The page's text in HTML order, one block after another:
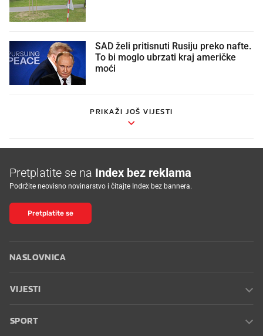
SAD želi pritisnuti Rusiju preko nafte.
To bi moglo ubrzati kraj američke
moći
PRIKAŽI JOŠ VIJESTI
Pretplatite se na Index bez reklama
Podržite neovisno novinarstvo i čitajte Index bez bannera.
Pretplatite se
NASLOVNICA
VIJESTI
SPORT